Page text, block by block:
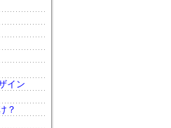
イン
？